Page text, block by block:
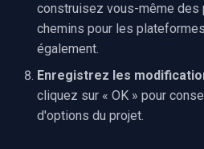
construisez vous-même des
chemins pour les
également.
Enregistrez les
cliquez sur « OK » pour
d'options du projet.